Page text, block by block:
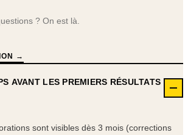
? On est là.
→
AVANT LES PREMIERS RÉSULTATS
sont visibles dès 3 mois (corrections